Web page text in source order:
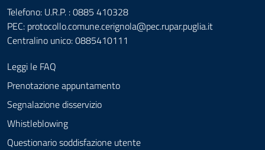
Telefono: U.R.P. : 0885 410328
PEC: protocollo.comune.cerignola@pec.rupar.puglia.it
Centralino unico: 0885410111
Leggi le FAQ
Prenotazione appuntamento
Segnalazione disservizio
Whistleblowing
Questionario soddisfazione utente